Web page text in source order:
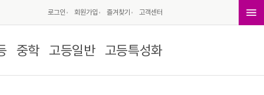
로그인 회원가입 즐겨찾기 고객센터
중학 고등일반 고등특성화